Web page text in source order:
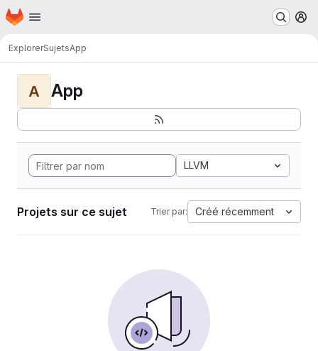
Passer au contenu principal
Page d'accueil
ExplorerSujetsApp
A App
LLVM
Projets sur ce sujet Trier par: Créé récemment